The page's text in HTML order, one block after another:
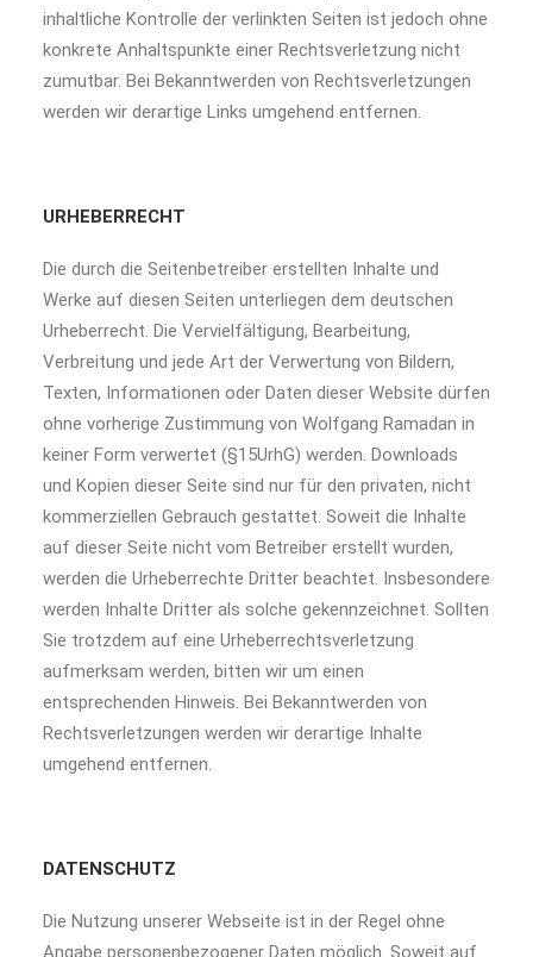
inhaltliche Kontrolle der verlinkten Seiten ist jedoch ohne
konkrete Anhaltspunkte einer Rechtsverletzung nicht
zumutbar. Bei Bekanntwerden von Rechtsverletzungen
werden wir derartige Links umgehend entfernen.
URHEBERRECHT
Die durch die Seitenbetreiber erstellten Inhalte und
Werke auf diesen Seiten unterliegen dem deutschen
Urheberrecht. Die Vervielfältigung, Bearbeitung,
Verbreitung und jede Art der Verwertung von Bildern,
Texten, Informationen oder Daten dieser Website dürfen
ohne vorherige Zustimmung von Wolfgang Ramadan in
keiner Form verwertet (§15UrhG) werden. Downloads
und Kopien dieser Seite sind nur für den privaten, nicht
kommerziellen Gebrauch gestattet. Soweit die Inhalte
auf dieser Seite nicht vom Betreiber erstellt wurden,
werden die Urheberrechte Dritter beachtet. Insbesondere
werden Inhalte Dritter als solche gekennzeichnet. Sollten
Sie trotzdem auf eine Urheberrechtsverletzung
aufmerksam werden, bitten wir um einen
entsprechenden Hinweis. Bei Bekanntwerden von
Rechtsverletzungen werden wir derartige Inhalte
umgehend entfernen.
DATENSCHUTZ
Die Nutzung unserer Webseite ist in der Regel ohne
Angabe personenbezogener Daten möglich. Soweit auf